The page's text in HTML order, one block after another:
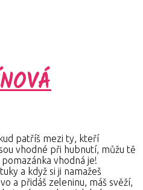
patříš mezi ty, kteří
vhodné při hubnutí, můžu tě
vhodná je!
a když si ji namažeš
a přidáš zeleninu, máš svěží,